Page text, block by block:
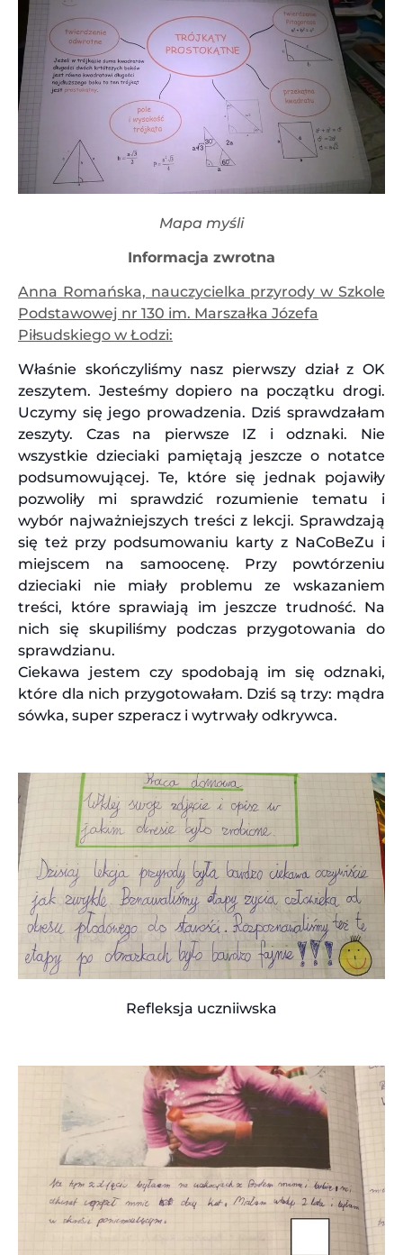
Mapa myśli
Informacja zwrotna
Anna Romańska, nauczycielka przyrody w Szkole
Podstawowej nr 130 im. Marszałka Józefa
Piłsudskiego w Łodzi:
Właśnie skończyliśmy nasz pierwszy dział z OK
zeszytem. Jesteśmy dopiero na początku drogi.
Uczymy się jego prowadzenia. Dziś sprawdzałam
zeszyty. Czas na pierwsze IZ i odznaki. Nie
wszystkie dzieciaki pamiętają jeszcze o notatce
podsumowującej. Te, które się jednak pojawiły
pozwoliły mi sprawdzić rozumienie tematu i
wybór najważniejszych treści z lekcji. Sprawdzają
się też przy podsumowaniu karty z NaCoBeZu i
miejscem na samoocenę. Przy powtórzeniu
dzieciaki nie miały problemu ze wskazaniem
treści, które sprawiają im jeszcze trudność. Na
nich się skupiliśmy podczas przygotowania do
sprawdzianu.
Ciekawa jestem czy spodobają im się odznaki,
które dla nich przygotowałam. Dziś są trzy: mądra
sówka, super szperacz i wytrwały odkrywca.
Refleksja uczniiwska